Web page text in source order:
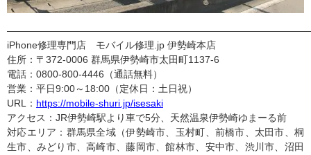
iPhone修理専門店 モバイル修理.jp 伊勢崎本店
住所：〒372-0006 群馬県伊勢崎市太田町1137-6
電話：0800-800-4446（通話無料）
営業：平日9:00～18:00（定休日：土日祝）
URL： https://mobile-shuri.jp/isesaki
アクセス：JR伊勢崎駅より車で5分、天然温泉伊勢崎ゆまーる前
対応エリア：群馬県全域（伊勢崎市、玉村町、前橋市、太田市、桐
生市、みどり市、高崎市、藤岡市、館林市、安中市、渋川市、沼田